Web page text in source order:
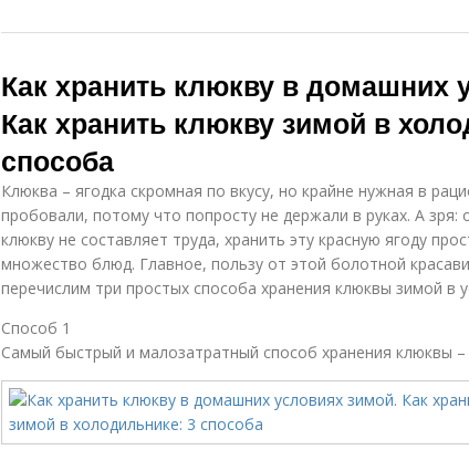
Как хранить клюкву в домашних
Как хранить клюкву зимой в
способа
Клюква – ягодка скромная по вкусу, но крайне нужная в
пробовали, потому что попросту не держали в руках. А зря:
клюкву не составляет труда, хранить эту красную ягоду
множество блюд. Главное, пользу от этой болотной
перечислим три простых способа хранения клюквы зимой в
Способ 1
Самый быстрый и малозатратный способ хранения клюквы –